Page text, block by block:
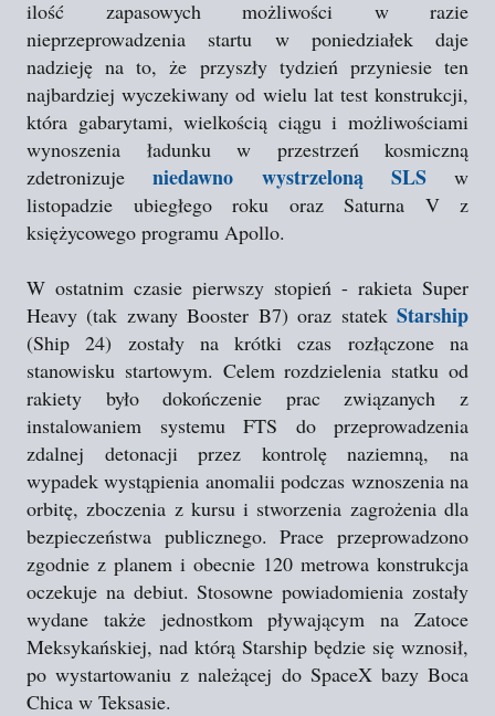
ilość zapasowych możliwości w razie
nieprzeprowadzenia startu w poniedziałek daje
nadzieję na to, że przyszły tydzień przyniesie ten
najbardziej wyczekiwany od wielu lat test konstrukcji,
która gabarytami, wielkością ciągu i możliwościami
wynoszenia ładunku w przestrzeń kosmiczną
zdetronizujeniedawno wystrzeloną SLSw
listopadzie ubiegłego roku oraz Saturna V z
księżycowego programu Apollo.
W ostatnim czasie pierwszy stopień - rakieta Super
Heavy (tak zwany Booster B7) oraz statek Starship
(Ship 24) zostały na krótki czas rozłączone na
stanowisku startowym. Celem rozdzielenia statku od
rakiety było dokończenie prac związanych z
instalowaniem systemu FTS do przeprowadzenia
zdalnej detonacji przez kontrolę naziemną, na
wypadek wystąpienia anomalii podczas wznoszenia na
orbitę, zboczenia z kursu i stworzenia zagrożenia dla
bezpieczeństwa publicznego. Prace przeprowadzono
zgodnie z planem i obecnie 120 metrowa konstrukcja
oczekuje na debiut. Stosowne powiadomienia zostały
wydane także jednostkom pływającym na Zatoce
Meksykańskiej, nad którą Starship będzie się wznosił,
po wystartowaniu z należącej do SpaceX bazy Boca
Chica w Teksasie.